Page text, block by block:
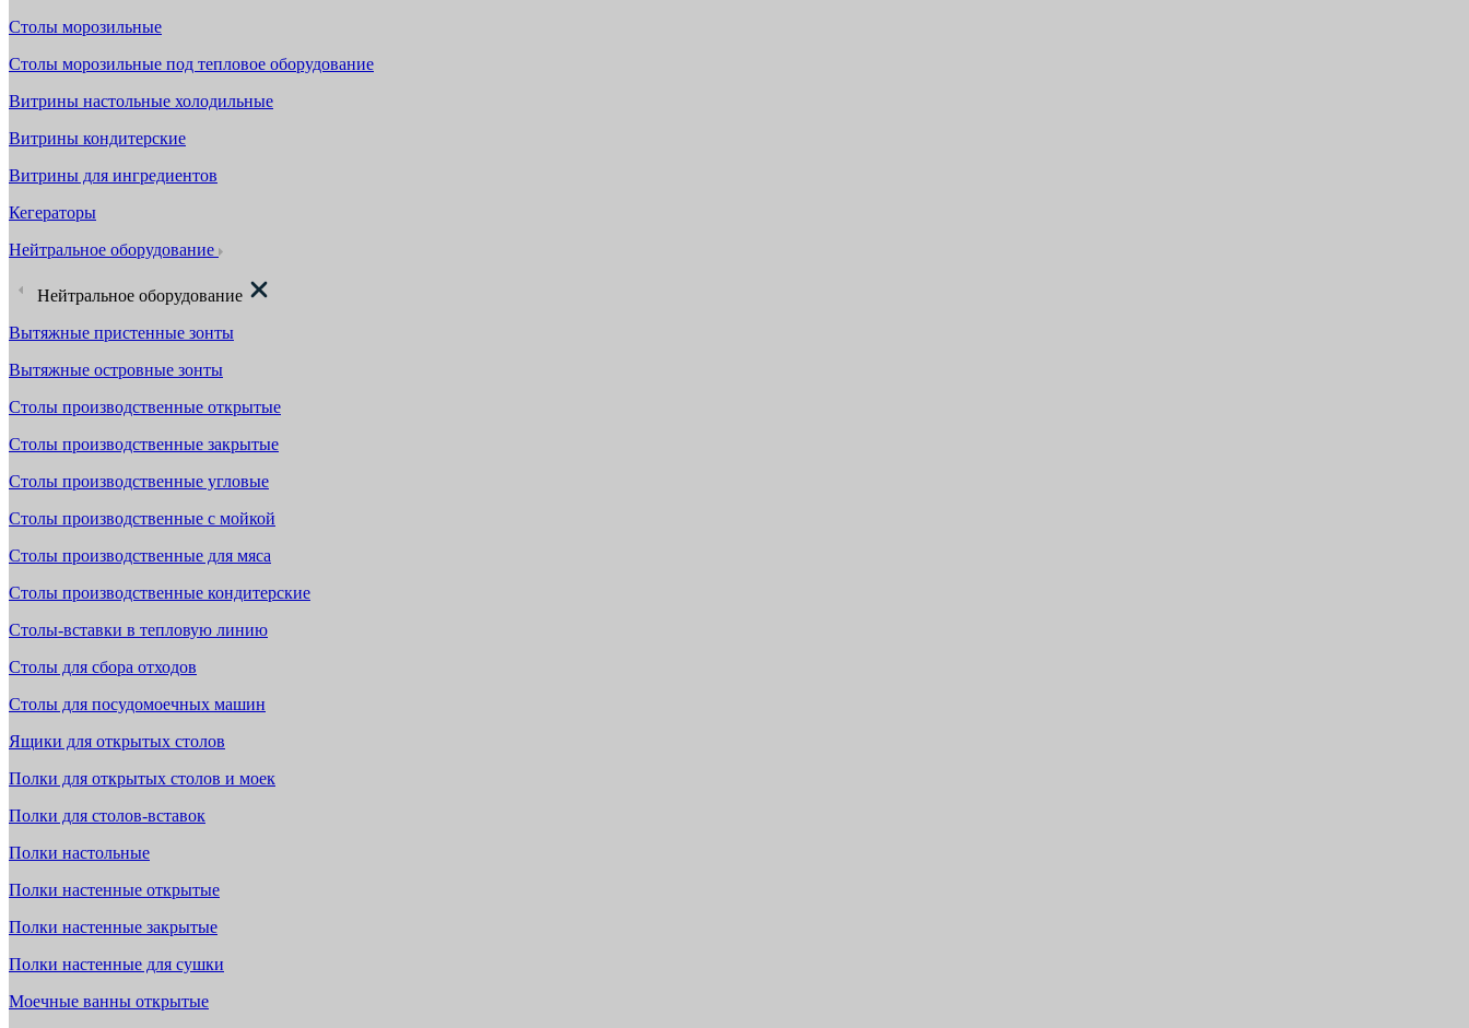
Столы морозильные
Столы морозильные под тепловое оборудование
Витрины настольные холодильные
Витрины кондитерские
Витрины для ингредиентов
Кегераторы
Нейтральное оборудование
Нейтральное оборудование
Вытяжные пристенные зонты
Вытяжные островные зонты
Столы производственные открытые
Столы производственные закрытые
Столы производственные угловые
Столы производственные с мойкой
Столы производственные для мяса
Столы производственные кондитерские
Столы-вставки в тепловую линию
Столы для сбора отходов
Столы для посудомоечных машин
Ящики для открытых столов
Полки для открытых столов и моек
Полки для столов-вставок
Полки настольные
Полки настенные открытые
Полки настенные закрытые
Полки настенные для сушки
Моечные ванны открытые